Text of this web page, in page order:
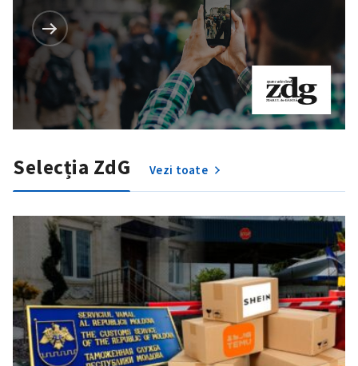
Selecția ZdG Vezi toate
ȘTIREA MEA
Titlu știre
+ Adaugă titlu